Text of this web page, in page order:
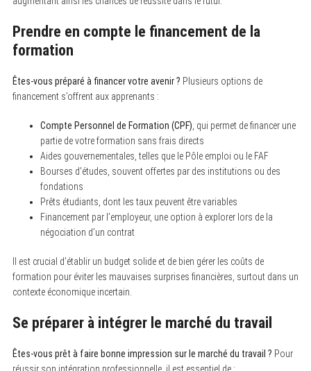
Prendre en compte le financement de la
formation
Êtes-vous préparé à financer votre avenir ? Plusieurs options de
financement s’offrent aux apprenants :
Compte Personnel de Formation (CPF) , qui permet de financer une
partie de votre formation sans frais directs
Aides gouvernementales, telles que le Pôle emploi ou le FAF
Bourses d’études, souvent offertes par des institutions ou des
fondations
Prêts étudiants, dont les taux peuvent être variables
Financement par l’employeur, une option à explorer lors de la
négociation d’un contrat
Il est crucial d’établir un budget solide et de bien gérer les coûts de
formation pour éviter les mauvaises surprises financières, surtout dans un
contexte économique incertain.
Se préparer à intégrer le marché du travail
Êtes-vous prêt à faire bonne impression sur le marché du travail ? Pour
réussir son intégration professionnelle, il est essentiel de :